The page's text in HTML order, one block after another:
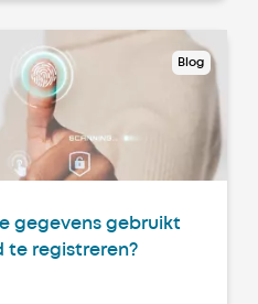
Blog
gegevens gebruikt
te registreren?